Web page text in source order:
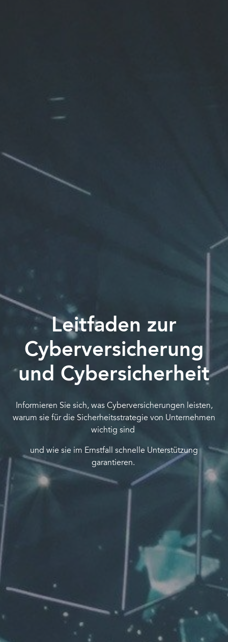
Leitfaden zur
Cyberversicherung
und Cybersicherheit
Informieren Sie sich, was Cyberversicherungen leisten,
warum sie für die Sicherheitsstrategie von Unternehmen
wichtig sind
und wie sie im Ernstfall schnelle Unterstützung
garantieren.